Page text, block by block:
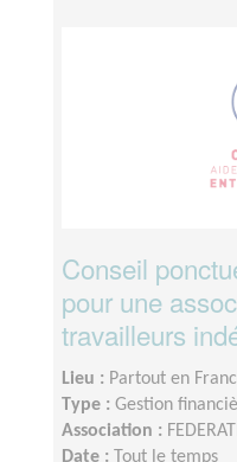
Conseil
pour une
travailleurs
Lieu : Partout en
Type : Gestion
Association :
Date :
Tout le temps